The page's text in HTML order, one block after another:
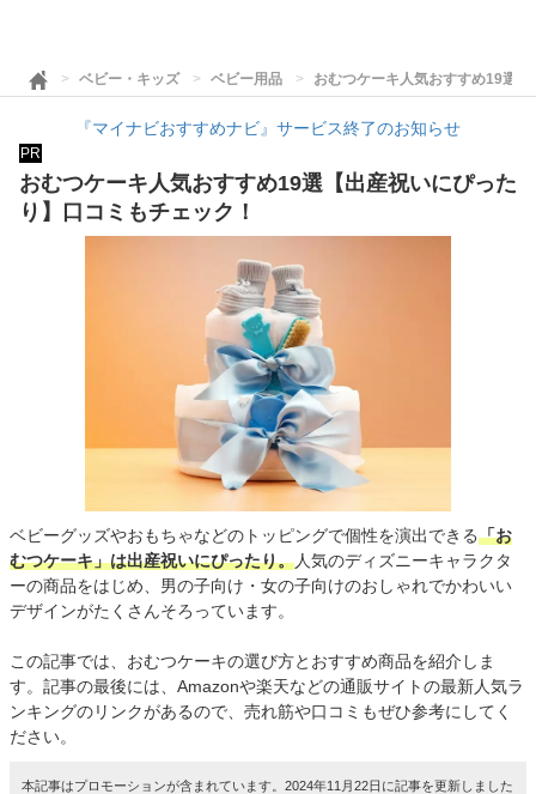
ベビー・キッズ ベビー用品 おむつケーキ人気おすすめ19選
『マイナビおすすめナビ』サービス終了のお知らせ
PR
おむつケーキ人気おすすめ19選【出産祝いにぴった
り】口コミもチェック！
ベビーグッズやおもちゃなどのトッピングで個性を演出できる「お
むつケーキ」は出産祝いにぴったり。人気のディズニーキャラクタ
ーの商品をはじめ、男の子向け・女の子向けのおしゃれでかわいい
デザインがたくさんそろっています。
この記事では、おむつケーキの選び方とおすすめ商品を紹介しま
す。記事の最後には、Amazonや楽天などの通販サイトの最新人気ラ
ンキングのリンクがあるので、売れ筋や口コミもぜひ参考にしてく
ださい。
本記事はプロモーションが含まれています。2024年11月22日に記事を更新しました